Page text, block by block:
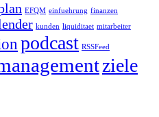
EFQM einfuehrung finanzen
kunden liquiditaet mitarbeiter
podcast RSSFeed
ziele